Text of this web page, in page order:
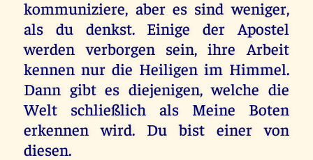
kommuniziere, aber es sind weniger,
als du denkst. Einige der Apostel
werden verborgen sein, ihre Arbeit
kennen nur die Heiligen im Himmel.
Dann gibt es diejenigen, welche die
Welt schließlich als Meine Boten
erkennen wird. Du bist einer von
diesen.